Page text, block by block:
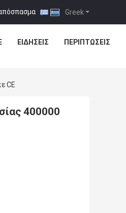
Greek
|
ΕΙΔΉΣΕΙΣ ΠΕΡΙΠΤΏΣΕΙΣ
CE
400000